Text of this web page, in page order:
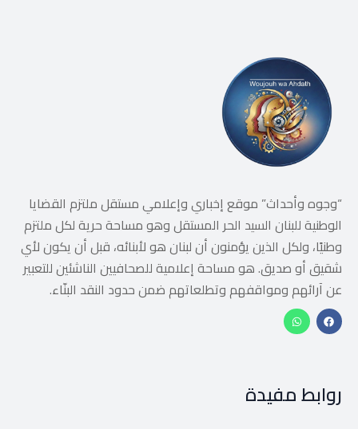
“وجوه وأحداث” موقع إخباري وإعلامي مستقل ملتزم القضايا
الوطنية للبنان السيد الحر المستقل وهو مساحة حرية لكل ملتزم
وطنيًا، ولكل الذين يؤمنون أن لبنان هو لأبنائه، قبل أن يكون لأي
شقيق أو صديق. هو مساحة إعلامية للصحافيين الناشئين للتعبير
عن آرائهم ومواقفهم وتطلعاتهم ضمن حدود النقد البنّاء.
روابط مفيدة